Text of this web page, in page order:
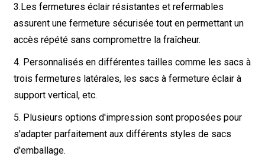
3.Les fermetures éclair résistantes et refermables
assurent une fermeture sécurisée tout en permettant un
accès répété sans compromettre la fraîcheur.
4. Personnalisés en différentes tailles comme les sacs à
trois fermetures latérales, les sacs à fermeture éclair à
support vertical, etc.
5. Plusieurs options d'impression sont proposées pour
s'adapter parfaitement aux différents styles de sacs
d'emballage.